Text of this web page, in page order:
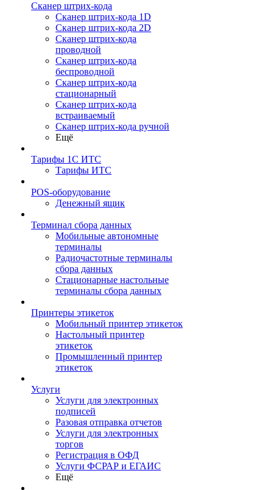
Сканер штрих-кода
Сканер штрих-кода 1D
Сканер штрих-кода 2D
Сканер штрих-кода
проводной
Сканер штрих-кода
беспроводной
Сканер штрих-кода
стационарный
Сканер штрих-кода
встраиваемый
Сканер штрих-кода ручной
Ещё
Тарифы 1С ИТС
Тарифы ИТС
POS-оборудование
Денежный ящик
Терминал сбора данных
Мобильные автономные
терминалы
Радиочастотные терминалы
сбора данных
Стационарные настольные
терминалы сбора данных
Принтеры этикеток
Мобильный принтер этикеток
Настольный принтер
этикеток
Промышленный принтер
этикеток
Услуги
Услуги для электронных
подписей
Разовая отправка отчетов
Услуги для электронных
торгов
Регистрация в ОФД
Услуги ФСРАР и ЕГАИС
Ещё